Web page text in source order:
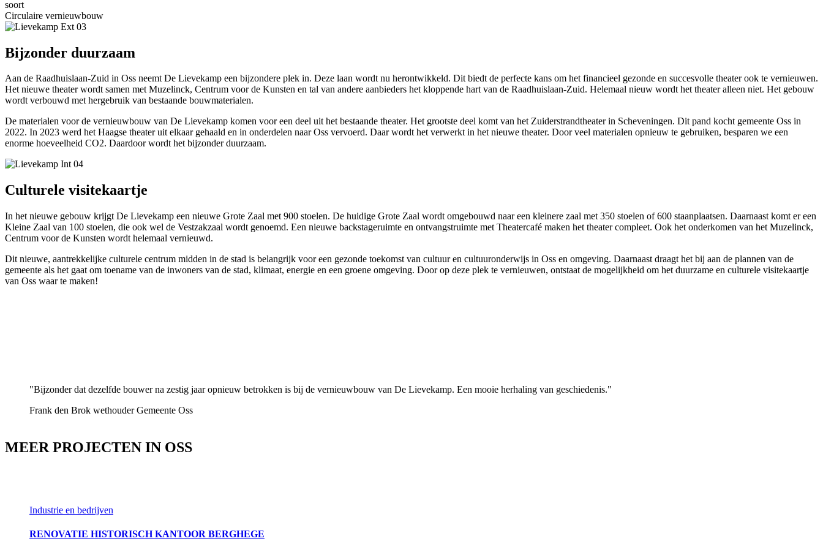
soort
Circulaire vernieuwbouw
Bijzonder duurzaam
Aan de Raadhuislaan-Zuid in Oss neemt De Lievekamp een bijzondere plek in. Deze laan wordt nu herontwikkeld. Dit biedt de perfecte kans om het financieel gezonde en succesvolle theater ook te vernieuwen.
Het nieuwe theater wordt samen met Muzelinck, Centrum voor de Kunsten en tal van andere aanbieders het kloppende hart van de Raadhuislaan-Zuid. Helemaal nieuw wordt het theater alleen niet. Het gebouw
wordt verbouwd met hergebruik van bestaande bouwmaterialen.
De materialen voor de vernieuwbouw van De Lievekamp komen voor een deel uit het bestaande theater. Het grootste deel komt van het Zuiderstrandtheater in Scheveningen. Dit pand kocht gemeente Oss in
2022. In 2023 werd het Haagse theater uit elkaar gehaald en in onderdelen naar Oss vervoerd. Daar wordt het verwerkt in het nieuwe theater. Door veel materialen opnieuw te gebruiken, besparen we een
enorme hoeveelheid CO2. Daardoor wordt het bijzonder duurzaam.
Culturele visitekaartje
In het nieuwe gebouw krijgt De Lievekamp een nieuwe Grote Zaal met 900 stoelen. De huidige Grote Zaal wordt omgebouwd naar een kleinere zaal met 350 stoelen of 600 staanplaatsen. Daarnaast komt er een
Kleine Zaal van 100 stoelen, die ook wel de Vestzakzaal wordt genoemd. Een nieuwe backstageruimte en ontvangstruimte met Theatercafé maken het theater compleet. Ook het onderkomen van het Muzelinck,
Centrum voor de Kunsten wordt helemaal vernieuwd.
Dit nieuwe, aantrekkelijke culturele centrum midden in de stad is belangrijk voor een gezonde toekomst van cultuur en cultuuronderwijs in Oss en omgeving. Daarnaast draagt het bij aan de plannen van de
gemeente als het gaat om toename van de inwoners van de stad, klimaat, energie en een groene omgeving. Door op deze plek te vernieuwen, ontstaat de mogelijkheid om het duurzame en culturele visitekaartje
van Oss waar te maken!
"Bijzonder dat dezelfde bouwer na zestig jaar opnieuw betrokken is bij de vernieuwbouw van De Lievekamp. Een mooie herhaling van geschiedenis."
Frank den Brok wethouder Gemeente Oss
MEER PROJECTEN IN OSS
Industrie en bedrijven
RENOVATIE HISTORISCH KANTOOR BERGHEGE